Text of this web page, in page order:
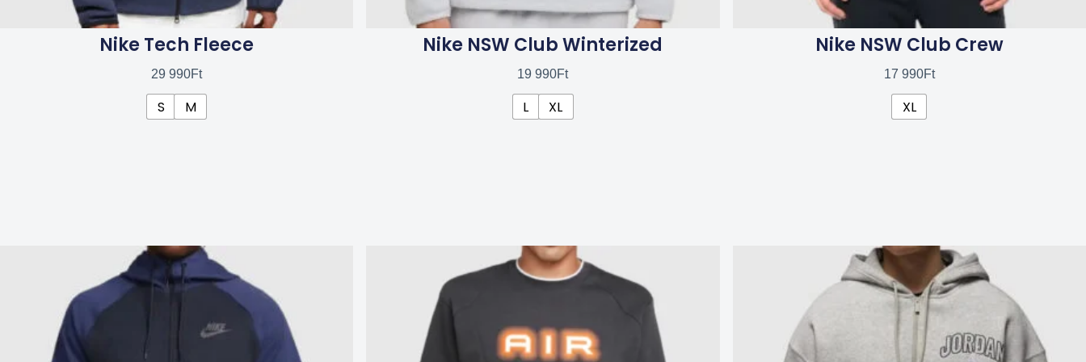
Nike Tech Fleece
29 990Ft
S M
Nike NSW Club Winterized
19 990Ft
L XL
Nike NSW Club Crew
17 990Ft
XL
Ennek
a
terméknek
variációja
Ennek
a
variációja
Ennek
terméknek
több
variációja